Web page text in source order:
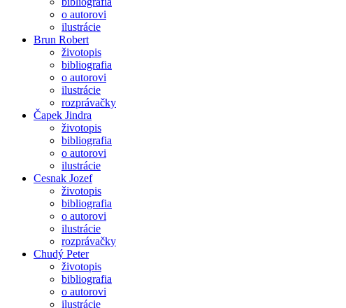
o autorovi
ilustrácie
Brun Robert
životopis
bibliografia
o autorovi
ilustrácie
rozprávačky
Čapek Jindra
životopis
bibliografia
o autorovi
ilustrácie
Cesnak Jozef
životopis
bibliografia
o autorovi
ilustrácie
rozprávačky
Chudý Peter
životopis
bibliografia
o autorovi
ilustrácie